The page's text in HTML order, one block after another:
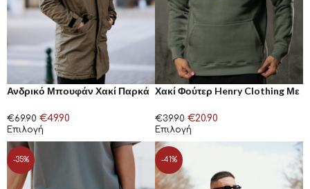
Ανδρικό Μπουφάν Χακί Παρκά
€69.90 €49.90
Επιλογή
Χακί Φούτερ Henry Clothing Με
€39.90 €20.90
Επιλογή
-35% -41%